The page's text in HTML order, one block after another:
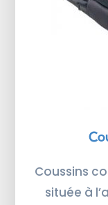
Coussins
située à